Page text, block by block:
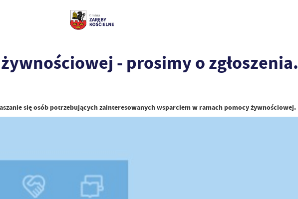
- prosimy o zgłoszenia.
się osób potrzebujących zainteresowanych wsparciem w ramach pomocy żywnościowej.